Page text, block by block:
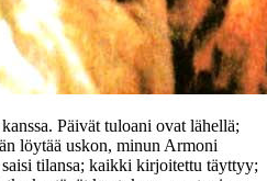
Päivät tuloani ovat lähellä;
löytää uskon, minun Armoni
tilansa; kaikki kirjoitettu täyttyy;